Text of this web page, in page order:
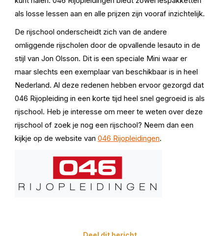
als losse lessen aan en alle prijzen zijn vooraf inzichtelijk.
De rijschool onderscheidt zich van de andere
omliggende rijscholen door de opvallende lesauto in de
stijl van Jon Olsson. Dit is een speciale Mini waar er
maar slechts een exemplaar van beschikbaar is in heel
Nederland. Al deze redenen hebben ervoor gezorgd dat
046 Rijopleiding in een korte tijd heel snel gegroeid is als
rijschool. Heb je interesse om meer te weten over deze
rijschool of zoek je nog een rijschool? Neem dan een
kijkje op de website van 046 Rijopleidingen.